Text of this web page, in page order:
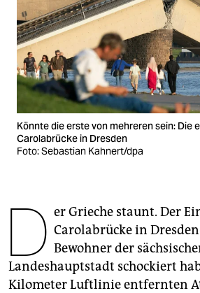
wahrheit
verlag
verlag
veranstaltungen
shop
genossenschaft
epaper login
Könnte die erste von mehreren sein: Die
Carolabrücke in Dresden
Foto: Sebastian Kahnert/dpa
D er Grieche staunt. Der
Carolabrücke in
Bewohner der
Landeshauptstadt schockiert
Kilometer Luftlinie entfernten